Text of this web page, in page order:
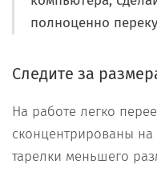
полноценно
Следите за
На работе легко
сконцентрированы на
тарелки меньшего